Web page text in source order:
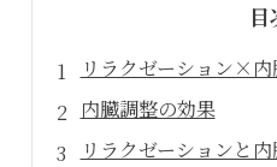
目
リラクゼーション×内
内臓調整の効果
リラクゼーションと